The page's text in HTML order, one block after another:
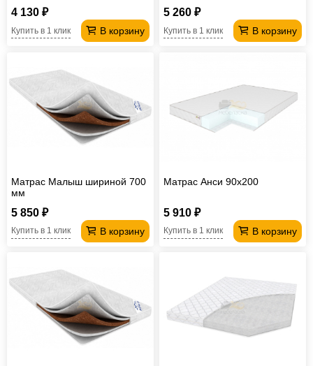
4 130 ₽
В корзину
Купить в 1 клик
5 260 ₽
В корзину
Купить в 1 клик
Матрас Малыш шириной 700
мм
5 850 ₽
В корзину
Купить в 1 клик
Матрас Анси 90х200
5 910 ₽
В корзину
Купить в 1 клик